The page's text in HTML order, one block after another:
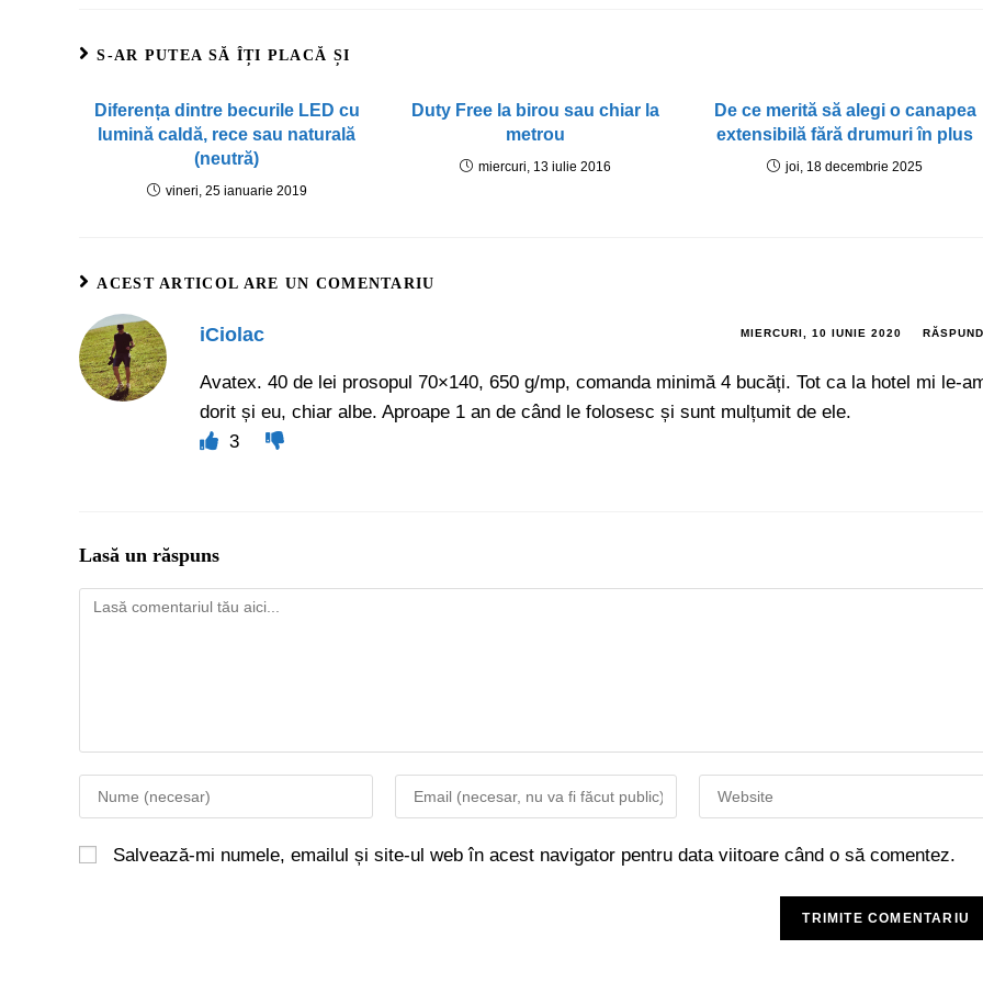
S-AR PUTEA SĂ ÎȚI PLACĂ ȘI
Diferența dintre becurile LED cu
lumină caldă, rece sau naturală
(neutră)
vineri, 25 ianuarie 2019
Duty Free la birou sau chiar la
metrou
miercuri, 13 iulie 2016
De ce merită să alegi o canapea
extensibilă fără drumuri în plus
joi, 18 decembrie 2025
ACEST ARTICOL ARE UN COMENTARIU
iCiolac MIERCURI, 10 IUNIE 2020
Avatex. 40 de lei prosopul 70×140, 650 g/mp, comanda minimă 4 bucăți. Tot ca la hotel mi le-
dorit și eu, chiar albe. Aproape 1 an de când le folosesc și sunt mulțumit de ele.
3
Lasă un răspuns
Salvează-mi numele, emailul și site-ul web în acest navigator pentru data viitoare când o să comentez.